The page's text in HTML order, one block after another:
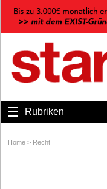
Rubriken
Home > Recht